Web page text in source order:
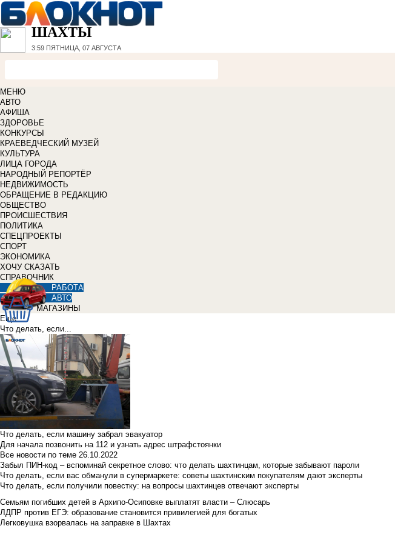
ШАХТЫ
3:59 ПЯТНИЦА, 07 АВГУСТА
МЕНЮ
АВТО
АФИША
ЗДОРОВЬЕ
КОНКУРСЫ
КРАЕВЕДЧЕСКИЙ МУЗЕЙ
КУЛЬТУРА
ЛИЦА ГОРОДА
НАРОДНЫЙ РЕПОРТЁР
НЕДВИЖИМОСТЬ
ОБРАЩЕНИЕ В РЕДАКЦИЮ
ОБЩЕСТВО
ПРОИСШЕСТВИЯ
ПОЛИТИКА
СПЕЦПРОЕКТЫ
СПОРТ
ЭКОНОМИКА
ХОЧУ СКАЗАТЬ
СПРАВОЧНИК
РАБОТА
АВТО
МАГАЗИНЫ
Еще
Что делать, если...
Что делать, если машину забрал эвакуатор
Для начала позвонить на 112 и узнать адрес штрафстоянки
Все новости по теме 26.10.2022
Забыл ПИН-код – вспоминай секретное слово: что делать шахтинцам, которые забывают пароли
Что делать, если вас обманули в супермаркете: советы шахтинским покупателям дают эксперты
Что делать, если получили повестку: на вопросы шахтинцев отвечают эксперты
Семьям погибших детей в Архипо-Осиповке выплатят власти – Слюсарь
ЛДПР против ЕГЭ: образование становится привилегией для богатых
Легковушка взорвалась на заправке в Шахтах